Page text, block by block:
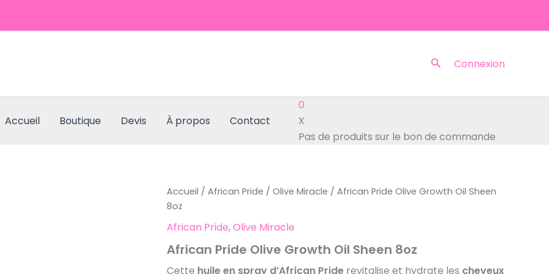
Rechercher
Connexion
Accueil Boutique Devis À propos Contact
0
X
Pas de produits sur le bon de commande
Accueil / African Pride / Olive Miracle / African Pride Olive Growth Oil Sheen
8oz
African Pride,Olive Miracle
African Pride Olive Growth Oil Sheen 8oz
Cette huile en spray d’African Pride revitalise et hydrate les cheveux
quantité
de
Pride
Growth